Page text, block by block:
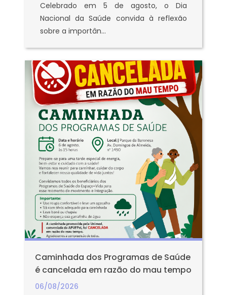
Celebrado em 5 de agosto, o Dia
Nacional da Saúde convida à reflexão
sobre a importân...
Caminhada dos Programas de Saúde
é cancelada em razão do mau tempo
06/08/2026